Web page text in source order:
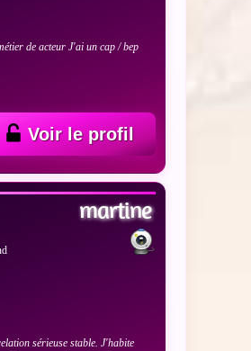
de acteur J'ai un cap / bep
Voir le profil
martine
sérieuse stable. J'habite